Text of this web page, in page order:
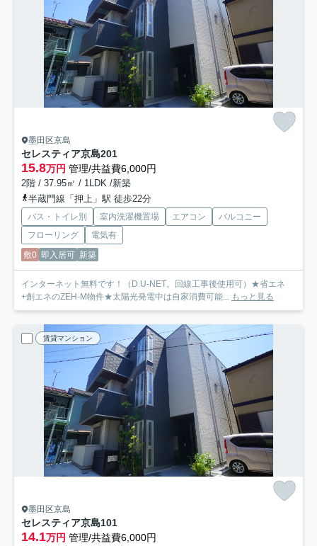
墨田区京島
セレスティア京島201
15.8万円 管理/共益費6,000円
2階 / 37.95㎡ / 1LDK /新築
半蔵門線「押上」駅 徒歩22分
バス・トイレ別 室内洗濯機置場 エアコン
バルコニー
フローリング
電気有
敷0 即入居可 新築
インターネット無料です！（D.U-NET。回線工事後使用可）★省エネ
+創エネのZEH-M物件★太陽光発電中は自家消費可能... もっと見る
賃貸マンション
墨田区京島
セレスティア京島101
14.1万円 管理/共益費6,000円